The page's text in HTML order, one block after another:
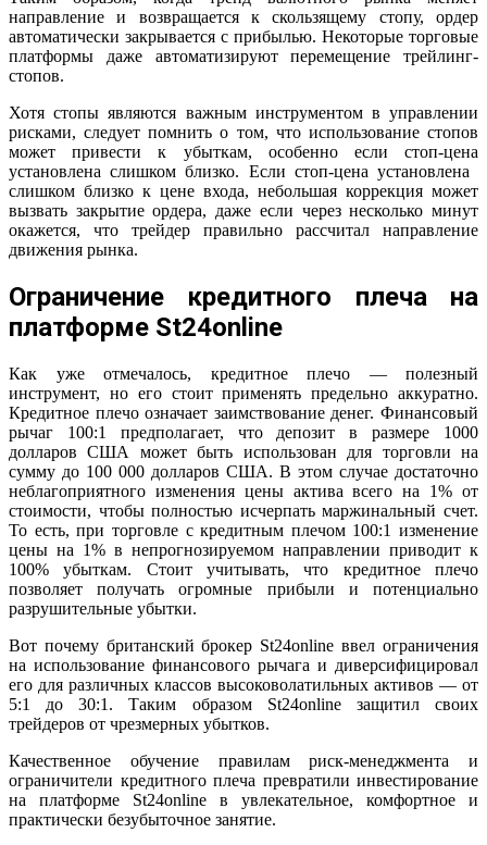
направление и возвращается к скользящему стопу, ордер
автоматически закрывается с прибылью. Некоторые торговые
платформы даже автоматизируют перемещение трейлинг-
стопов.
Хотя стопы являются важным инструментом в управлении
рисками, следует помнить о том, что использование стопов
может привести к убыткам, особенно если стоп-цена
установлена слишком близко. Если стоп-цена установлена ​
слишком близко к цене входа, небольшая коррекция может
вызвать закрытие ордера, даже если через несколько минут
окажется, что трейдер правильно рассчитал направление
движения рынка.
Ограничение кредитного плеча на
платформе St24online
Как уже отмечалось, кредитное плечо — полезный
инструмент, но его стоит применять предельно аккуратно.
Кредитное плечо означает заимствование денег. Финансовый
рычаг 100:1 предполагает, что депозит в размере 1000
долларов США может быть использован для торговли на
сумму до 100 000 долларов США. В этом случае достаточно
неблагоприятного изменения цены актива всего на 1% от
стоимости, чтобы полностью исчерпать маржинальный счет.
То есть, при торговле с кредитным плечом 100:1 изменение
цены на 1% в непрогнозируемом направлении приводит к
100% убыткам. Стоит учитывать, что кредитное плечо
позволяет получать огромные прибыли и потенциально
разрушительные убытки.
Вот почему британский брокер St24online ввел ограничения
на использование финансового рычага и диверсифицировал
его для различных классов высоковолатильных активов — от
5:1 до 30:1. Таким образом St24online защитил своих
трейдеров от чрезмерных убытков.
Качественное обучение правилам риск-менеджмента и
ограничители кредитного плеча превратили инвестирование
на платформе St24online в увлекательное, комфортное и
практически безубыточное занятие.